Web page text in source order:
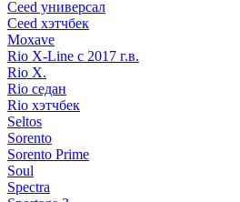
Ceed универсал
Ceed хэтчбек
Moxave
Rio X-Line c 2017 г.в.
Rio X.
Rio седан
Rio хэтчбек
Seltos
Sorento
Sorento Prime
Soul
Spectra